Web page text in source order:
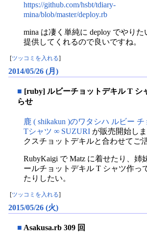
https://github.com/hsbt/tdiary-
mina/blob/master/deploy.rb
mina は凄く単純に deploy でやり
提供してくれるので良いですね。
ツッコミを入れる
2014/05/26 (月)
■ [ruby] ルビーチョットデキル T シ
らせ
鹿 ( shikakun )のワタシハ ルビー
Tシャツ ∞ SUZURI が販売開始し
クスチョットデキルと合わせてご
RubyKaigi で Matz に着せたり、姉
ールチョットデキル T シャツ作っ
たりしたい。
[ツッコミを入れる]
2015/05/26 (火)
■ Asakusa.rb 309 回